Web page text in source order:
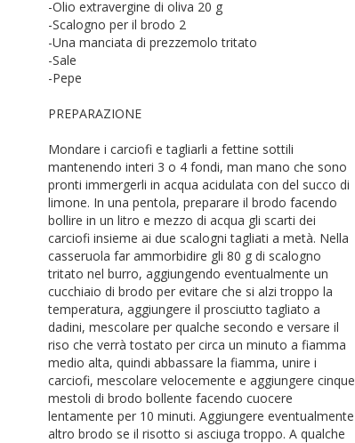
-Olio extravergine di oliva 20 g
-Scalogno per il brodo 2
-Una manciata di prezzemolo tritato
-Sale
-Pepe
PREPARAZIONE
Mondare i carciofi e tagliarli a fettine sottili
mantenendo interi 3 o 4 fondi, man mano che sono
pronti immergerli in acqua acidulata con del succo di
limone. In una pentola, preparare il brodo facendo
bollire in un litro e mezzo di acqua gli scarti dei
carciofi insieme ai due scalogni tagliati a metà. Nella
casseruola far ammorbidire gli 80 g di scalogno
tritato nel burro, aggiungendo eventualmente un
cucchiaio di brodo per evitare che si alzi troppo la
temperatura, aggiungere il prosciutto tagliato a
dadini, mescolare per qualche secondo e versare il
riso che verrà tostato per circa un minuto a fiamma
medio alta, quindi abbassare la fiamma, unire i
carciofi, mescolare velocemente e aggiungere cinque
mestoli di brodo bollente facendo cuocere
lentamente per 10 minuti. Aggiungere eventualmente
altro brodo se il risotto si asciuga troppo. A qualche